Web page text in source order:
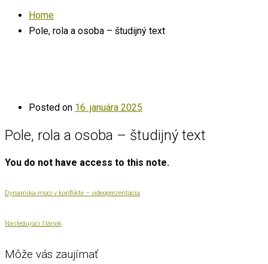
Home
Pole, rola a osoba – študijný text
Posted on 16. januára 2025
Pole, rola a osoba – študijný text
You do not have access to this note.
Dynamika moci v konflikte – videoprezentácia
Nasledujúci článok
Môže vás zaujímať